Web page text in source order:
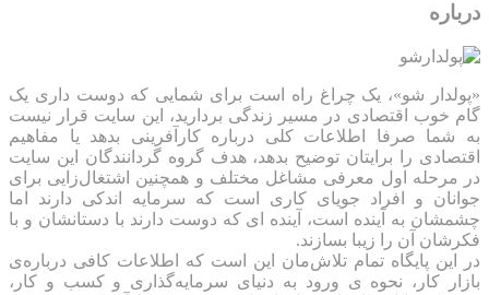
درباره
«پولدار شو»، یک چراغ راه است برای شمایی که دوست داری یک
گام خوب اقتصادی در مسیر زندگی بردارید، این سایت قرار نیست
به شما صرفا اطلاعات کلی درباره کارآفرینی بدهد یا مفاهیم
اقتصادی را برایتان توضیح بدهد، هدف گروه گردانندگان این سایت
در مرحله اول معرفی مشاغل مختلف و همچنین اشتغال‌زایی برای
جوانان و افراد جویای کاری است که سرمایه اندکی دارند اما
چشمشان به آینده است، آینده ای که دوست دارند با دستانشان و با
فکرشان آن را زیبا بسازند.
در این پایگاه تمام تلاش‌مان این است که ‌اطلاعات کافی درباره‌ی
بازار کار، نحوه ی ورود به دنیای سرمایه‌گذاری و کسب و کار،